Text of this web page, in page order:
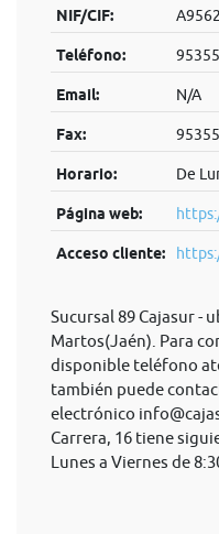
NIF/CIF:
Teléfono:
Email: N/A
Fax:
Horario: De
Página web:
Acceso cliente:
Sucursal 89 Cajasur -
Martos(Jaén). Para
disponible teléfono
también puede
electrónico
Carrera, 16 tiene
Lunes a Viernes de